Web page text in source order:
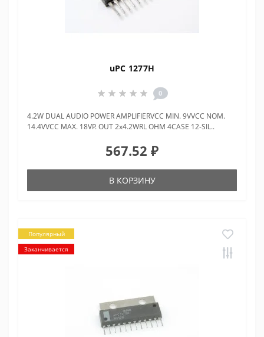
uPC 1277H
0
4.2W DUAL AUDIO POWER AMPLIFIERVCC MIN. 9VVCC NOM.
14.4VVCC MAX. 18VP. OUT 2x4.2WRL OHM 4CASE 12-SIL..
567.52 ₽
В КОРЗИНУ
Популярный
Заканчивается